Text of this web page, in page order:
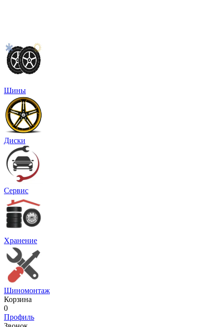
Шины
Диски
Сервис
Хранение
Шиномонтаж
Корзина
0
Профиль